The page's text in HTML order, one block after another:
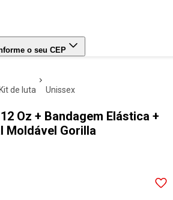
o seu CEP
kit de luta unissex
Oz + Bandagem Elástica +
Moldável Gorilla